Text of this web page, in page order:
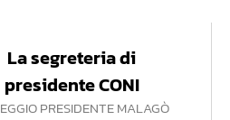
La segreteria di
presidente CONI
PRESIDENTE MALAGÒ